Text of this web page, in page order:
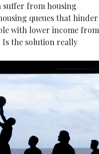
suffer from housing
queues that hinder
with lower income from
Is the solution really